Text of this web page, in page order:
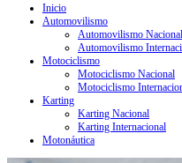
Inicio
Automovilismo
Automovilismo Nacional
Automovilismo
Motociclismo
Motociclismo Nacional
Motociclismo
Karting
Karting Nacional
Karting Internacional
Motonáutica